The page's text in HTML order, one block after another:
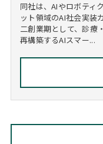
同社は、AIやロボティ
ット領域のAI社会実装
二創業期として、診療
再構築するAIスマー...